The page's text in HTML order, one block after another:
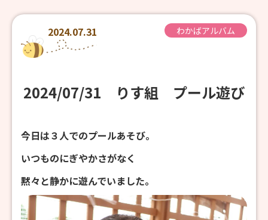
2024.07.31 わかばアルバム
2024/07/31 りす組 プール遊び
今日は３人でのプールあそび。
いつものにぎやかさがなく
黙々と静かに遊んでいました。